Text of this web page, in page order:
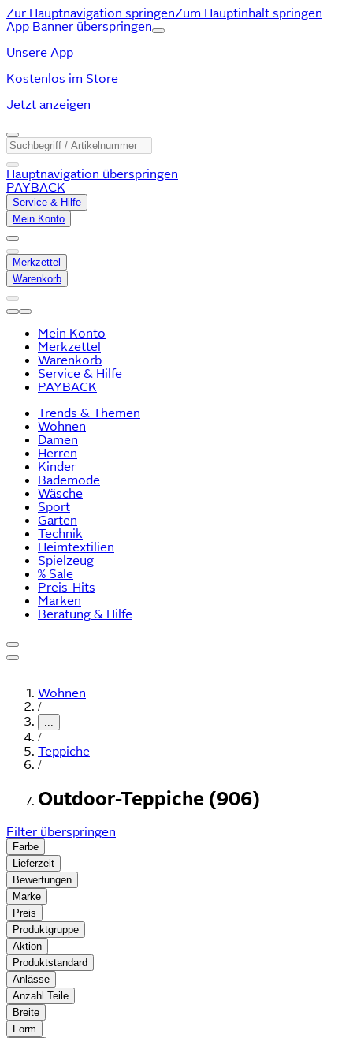
Zur Hauptnavigation springenZum Hauptinhalt springen
App Banner überspringen
Unsere App
Kostenlos im Store
Jetzt anzeigen
Hauptnavigation überspringen
PAYBACK
Service & Hilfe
Mein Konto
Merkzettel
Warenkorb
Mein Konto
Merkzettel
Warenkorb
Service & Hilfe
PAYBACK
Trends & Themen
Wohnen
Damen
Herren
Kinder
Bademode
Wäsche
Sport
Garten
Technik
Heimtextilien
Spielzeug
% Sale
Preis-Hits
Marken
Beratung & Hilfe
Wohnen
/
...
/
Teppiche
/
Outdoor-Teppiche (906)
Filter überspringen
Farbe
Lieferzeit
Bewertungen
Marke
Preis
Produktgruppe
Aktion
Produktstandard
Anlässe
Anzahl Teile
Breite
Form